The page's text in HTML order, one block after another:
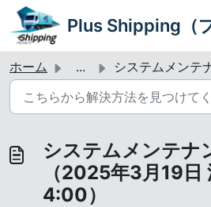
メインコンテンツに移動
ホーム ... システムメンテナンスのお知らせ（2025年3月19日 深夜0:00〜
システムメンテナ
（2025年3月19
4:00）